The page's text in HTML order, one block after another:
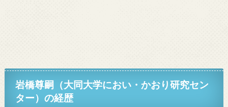
岩橋尊嗣（大同大学におい・かおり研究セン
ター）の経歴